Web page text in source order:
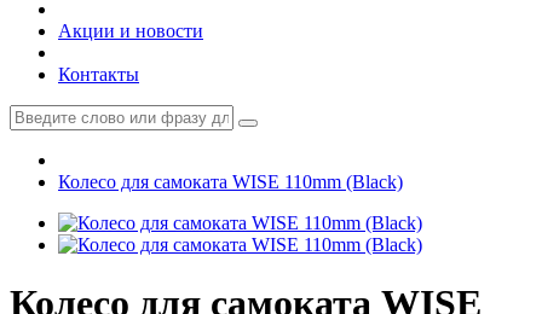
Акции и новости
Контакты
Колесо для самоката WISE 110mm (Black)
Колесо для самоката WISE